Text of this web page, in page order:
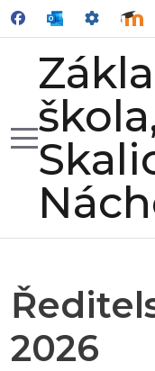
Mobile Menu
2026